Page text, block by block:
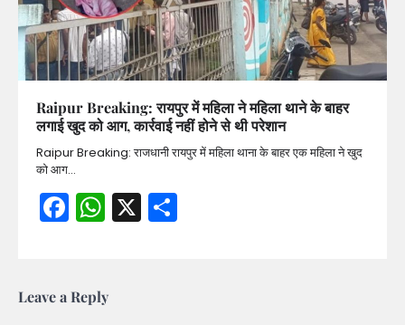
Raipur Breaking: रायपुर में महिला ने महिला थाने के बाहर
लगाई खुद को आग, कार्रवाई नहीं होने से थी परेशान
Raipur Breaking: राजधानी रायपुर में महिला थाना के बाहर एक महिला ने खुद
को आग…
Facebook
WhatsApp
X
Leave a Reply